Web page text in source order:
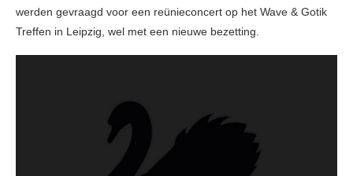
werden gevraagd voor een reünieconcert op het Wave & Gotik
Treffen in Leipzig, wel met een nieuwe bezetting.